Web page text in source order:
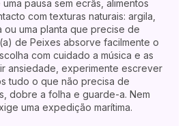
pausa sem ecrãs, alimentos
com texturas naturais: argila,
ou uma planta que precise de
de Peixes absorve facilmente o
com cuidado a música e as
ansiedade, experimente escrever
tudo o que não precisa de
dobre a folha e guarde-a. Nem
uma expedição marítima.